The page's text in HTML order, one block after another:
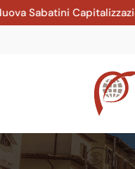
Capitalizzazione”